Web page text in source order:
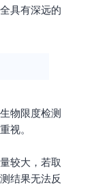
具有深远的
物限度检测
视。
较大，若取
结果无法反